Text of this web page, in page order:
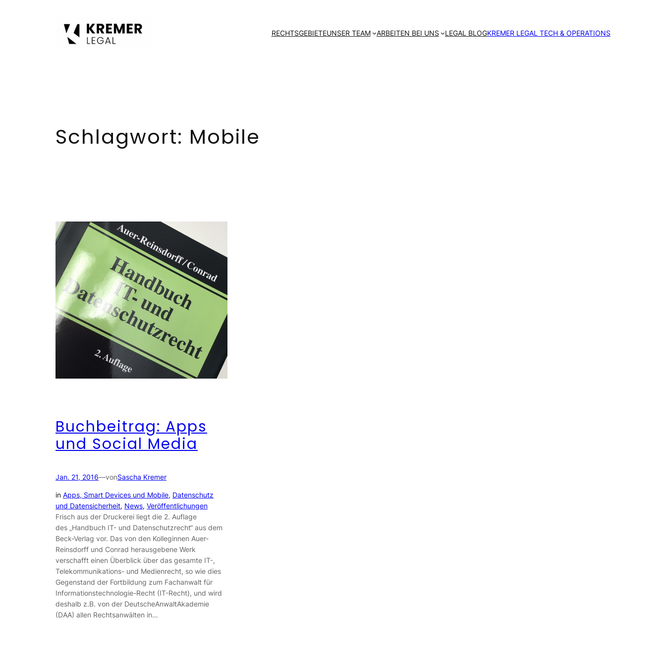
RECHTSGEBIETEUNSER TEAM ARBEITEN BEI UNS LEGAL BLOGKREMER LEGAL TECH & OPERATIONS
Schlagwort: Mobile
Buchbeitrag: Apps
und Social Media
Jan. 21, 2016—vonSascha Kremer
in Apps, Smart Devices und Mobile, Datenschutz
und Datensicherheit, News, Veröffentlichungen
Frisch aus der Druckerei liegt die 2. Auflage
des „Handbuch IT- und Datenschutzrecht“ aus dem
Beck-Verlag vor. Das von den Kolleginnen Auer-
Reinsdorff und Conrad herausgebene Werk
verschafft einen Überblick über das gesamte IT-,
Telekommunikations- und Medienrecht, so wie dies
Gegenstand der Fortbildung zum Fachanwalt für
Informationstechnologie-Recht (IT-Recht), und wird
deshalb z.B. von der DeutscheAnwaltAkademie
(DAA) allen Rechtsanwälten in…